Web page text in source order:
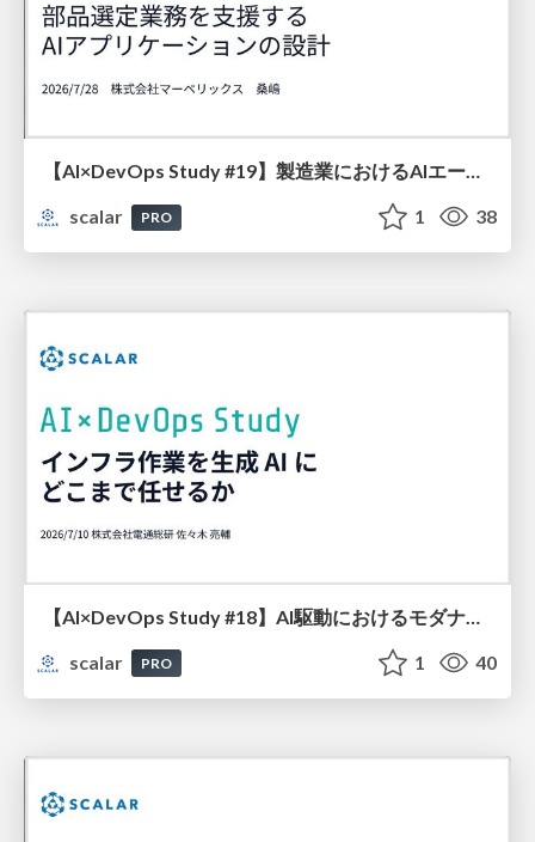
【AI×DevOps Study #19】製造業におけるAIエージェント活用！RAG/ScalarDBで支える部品選定支援システム
scalar
PRO 1 38
scalar
PRO 1 40